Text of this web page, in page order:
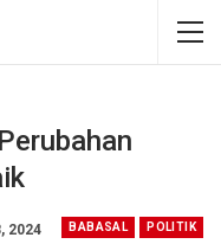
BABASAL POLITIK
2024